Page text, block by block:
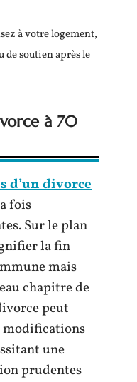
à votre logement,
de soutien après le
à 70
d’un divorce
fois
Sur le plan
la fin
mais
chapitre de
peut
modifications
une
prudentes